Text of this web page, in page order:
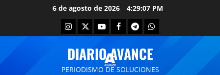
6 de agosto de 2026 4:29:07 PM
DIARIO AVANCE
PERIODISMO DE SOLUCIONES